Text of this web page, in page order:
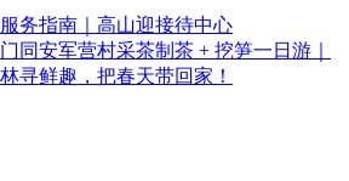
务指南｜高山迎接待中心
同安军营村采茶制茶 + 挖笋一日游｜
寻鲜趣，把春天带回家！